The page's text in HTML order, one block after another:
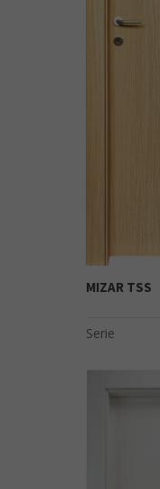
MIZAR TSS